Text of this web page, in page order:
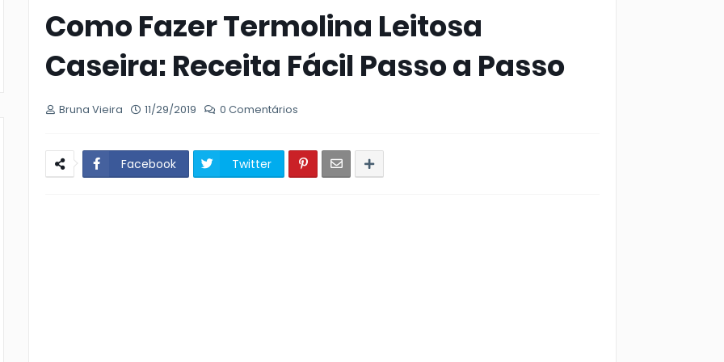
Como Fazer Termolina Leitosa
Caseira: Receita Fácil Passo a Passo
Bruna Vieira 11/29/2019 0 Comentários
Facebook Twitter